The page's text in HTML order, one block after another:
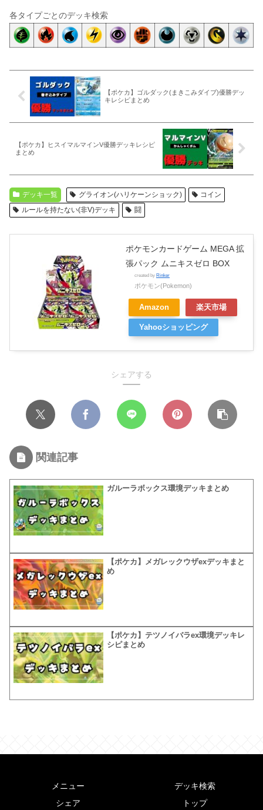
各タイプごとのデッキ検索
【ポケカ】ゴルダック(まきこみダイブ)優勝デッ
キレシピまとめ
【ポケカ】ヒスイマルマインV優勝デッキレシピ
まとめ
デッキ一覧 グライオン(ハリケーンショック)
コイン
ルールを持たない(非V)デッキ
闘
ポケモンカードゲーム MEGA 拡
張パック ムニキスゼロ BOX
created by Rinker
ポケモン(Pokemon)
Amazon 楽天市場
Yahooショッピング
シェアする
関連記事
ガルーラボックス環境デッキまとめ
【ポケカ】メガレックウザexデッキまと
め
【ポケカ】テツノイバラex環境デッキレ
シピまとめ
メニュー
デッキ検索
シェア
トップ